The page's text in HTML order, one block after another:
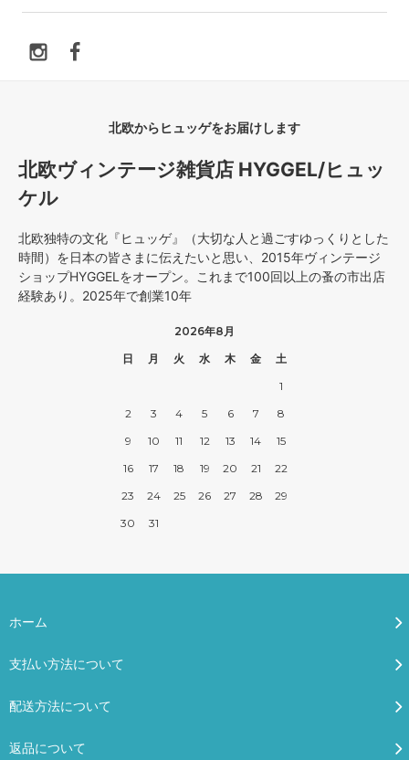
北欧からヒュッゲをお届けします
北欧ヴィンテージ雑貨店 HYGGEL/ヒュッ
ケル
北欧独特の文化『ヒュッゲ』（大切な人と過ごすゆっくりとした
時間）を日本の皆さまに伝えたいと思い、2015年ヴィンテージ
ショップHYGGELをオープン。これまで100回以上の蚤の市出店
経験あり。2025年で創業10年
2026年8月
日
月 火 水 木 金
土
1
2
3 4 5 6 7
8
9
10 11 12 13 14
15
16
17 18 19 20 21
22
23
24 25 26 27 28
29
30
31
ホーム
支払い方法について
配送方法について
返品について